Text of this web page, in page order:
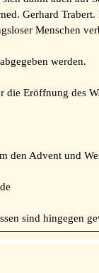
Gerhard
Menschen
werden.
Eröffnung des
den Advent und
sind hingegen